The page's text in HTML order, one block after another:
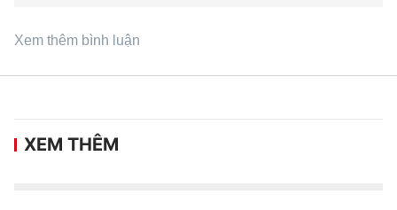
Xem thêm bình luận
XEM THÊM